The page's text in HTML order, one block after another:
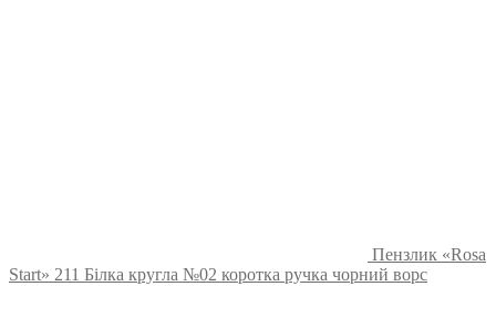
Пензлик «Rosa
Start» 211 Білка кругла №02 коротка ручка чорний ворс